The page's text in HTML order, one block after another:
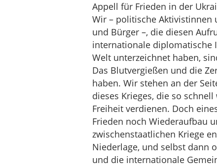
Appell für Frieden in der
Wir – politische Aktivistinnen
und Bürger –, die diesen
internationale diplomatische
Welt unterzeichnet haben,
Das Blutvergießen und die
haben. Wir stehen an der
dieses Krieges, die so
Freiheit verdienen. Doch
Frieden noch Wiederaufbau
zwischenstaatlichen Kriege
Niederlage, und selbst dann
und die internationale